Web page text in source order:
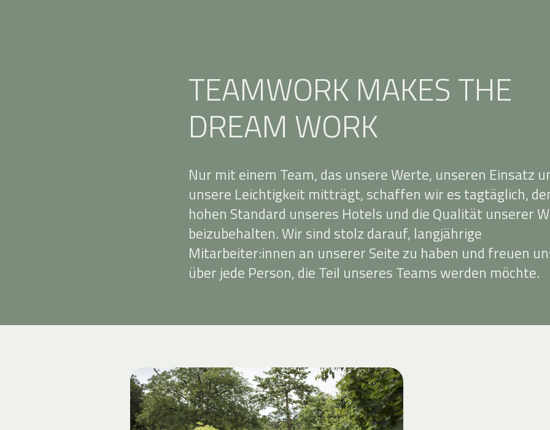
TEAMWORK MAKES THE
DREAM WORK
Nur mit einem Team, das unsere Werte, unseren Einsatz
unsere Leichtigkeit mitträgt, schaffen wir es tagtäglich,
hohen Standard unseres Hotels und die Qualität unserer
beizubehalten. Wir sind stolz darauf, langjährige
Mitarbeiter:innen an unserer Seite zu haben und freuen
über jede Person, die Teil unseres Teams werden möchte.